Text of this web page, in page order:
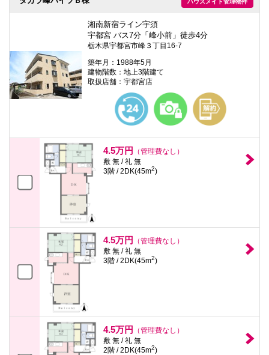
湘南新宿ライン宇須
宇都宮 バス7分「峰小前」徒歩4分
栃木県宇都宮市峰３丁目16-7
築年月：1988年5月
建物階数：地上3階建て
取扱店舗：宇都宮店
4.5万円
（管理費なし）
敷 無 / 礼 無
3階 / 2DK(45m2)
4.5万円
（管理費なし）
敷 無 / 礼 無
3階 / 2DK(45m2)
4.5万円
（管理費なし）
敷 無 / 礼 無
2階 / 2DK(45m2)